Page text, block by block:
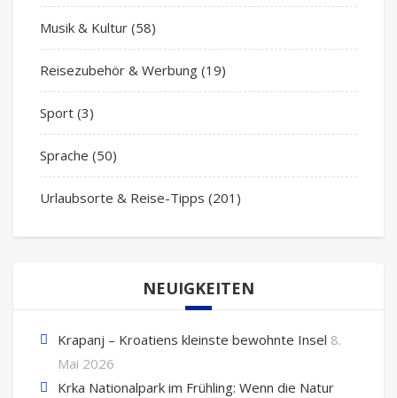
Musik & Kultur (58)
Reisezubehör & Werbung (19)
Sport (3)
Sprache (50)
Urlaubsorte & Reise-Tipps (201)
NEUIGKEITEN
Krapanj – Kroatiens kleinste bewohnte Insel 8.
Mai 2026
Krka Nationalpark im Frühling: Wenn die Natur